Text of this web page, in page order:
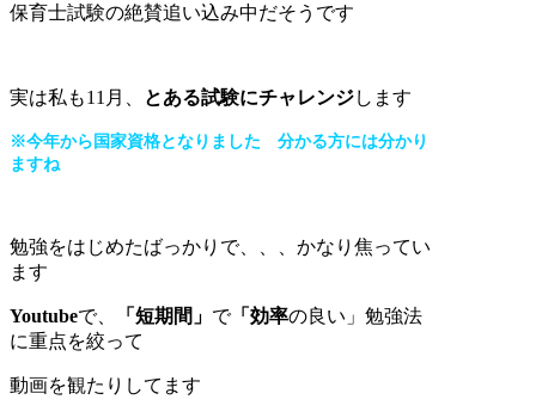
保育士試験の絶賛追い込み中だそうです
実は私も11月、 とある試験にチャレンジします
※今年から国家資格となりました 分かる方には分かり
ますね
勉強をはじめたばっかりで、、、かなり焦ってい
ます
Youtubeで、 「短期間」 で「効率の良い」勉強法
に重点を絞って
動画を観たりしてます